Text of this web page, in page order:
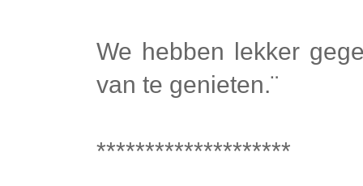
We hebben lekker
van te genieten.¨
********************